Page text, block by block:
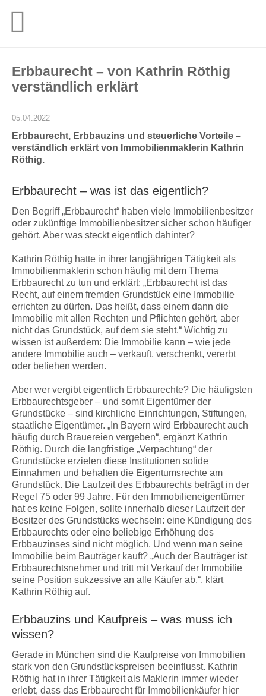
Erbbaurecht – von Kathrin Röthig
verständlich erklärt
05.04.2022
Erbbaurecht, Erbbauzins und steuerliche Vorteile –
verständlich erklärt von Immobilienmaklerin Kathrin
Röthig.
Erbbaurecht – was ist das eigentlich?
Den Begriff „Erbbaurecht“ haben viele Immobilienbesitzer
oder zukünftige Immobilienbesitzer sicher schon häufiger
gehört. Aber was steckt eigentlich dahinter?
Kathrin Röthig hatte in ihrer langjährigen Tätigkeit als
Immobilienmaklerin schon häufig mit dem Thema
Erbbaurecht zu tun und erklärt: „Erbbaurecht ist das
Recht, auf einem fremden Grundstück eine Immobilie
errichten zu dürfen. Das heißt, dass einem dann die
Immobilie mit allen Rechten und Pflichten gehört, aber
nicht das Grundstück, auf dem sie steht.“ Wichtig zu
wissen ist außerdem: Die Immobilie kann – wie jede
andere Immobilie auch – verkauft, verschenkt, vererbt
oder beliehen werden.
Aber wer vergibt eigentlich Erbbaurechte? Die häufigsten
Erbbaurechtsgeber – und somit Eigentümer der
Grundstücke – sind kirchliche Einrichtungen, Stiftungen,
staatliche Eigentümer. „In Bayern wird Erbbaurecht auch
häufig durch Brauereien vergeben“, ergänzt Kathrin
Röthig. Durch die langfristige „Verpachtung“ der
Grundstücke erzielen diese Institutionen solide
Einnahmen und behalten die Eigentumsrechte am
Grundstück. Die Laufzeit des Erbbaurechts beträgt in der
Regel 75 oder 99 Jahre. Für den Immobilieneigentümer
hat es keine Folgen, sollte innerhalb dieser Laufzeit der
Besitzer des Grundstücks wechseln: eine Kündigung des
Erbbaurechts oder eine beliebige Erhöhung des
Erbbauzinses sind nicht möglich. Und wenn man seine
Immobilie beim Bauträger kauft? „Auch der Bauträger ist
Erbbaurechtsnehmer und tritt mit Verkauf der Immobilie
seine Position sukzessive an alle Käufer ab.“, klärt
Kathrin Röthig auf.
Erbbauzins und Kaufpreis – was muss ich
wissen?
Gerade in München sind die Kaufpreise von Immobilien
stark von den Grundstückspreisen beeinflusst. Kathrin
Röthig hat in ihrer Tätigkeit als Maklerin immer wieder
erlebt, dass das Erbbaurecht für Immobilienkäufer hier